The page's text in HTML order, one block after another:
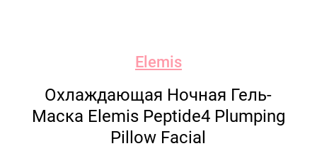
Elemis
Охлаждающая Ночная Гель-
Маска Elemis Peptide4 Plumping
Pillow Facial